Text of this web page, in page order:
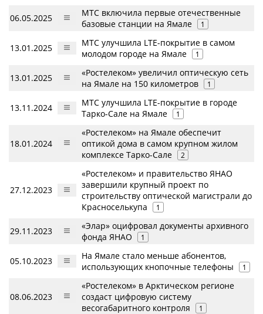
06.05.2025
МТС включила первые отечественные
базовые станции на Ямале
1
13.01.2025
МТС улучшила LTE-покрытие в самом
молодом городе на Ямале
1
13.01.2025
«Ростелеком» увеличил оптическую сеть
на Ямале на 150 километров
1
13.11.2024
МТС улучшила LTE-покрытие в городе
Тарко-Сале на Ямале
1
18.01.2024
«Ростелеком» на Ямале обеспечит
оптикой дома в самом крупном жилом
комплексе Тарко-Сале
2
27.12.2023
«Ростелеком» и правительство ЯНАО
завершили крупный проект по
строительству оптической магистрали до
Красноселькупа
1
29.11.2023
«Элар» оцифровал документы архивного
фонда ЯНАО
1
05.10.2023
На Ямале стало меньше абонентов,
использующих кнопочные телефоны
1
08.06.2023
«Ростелеком» в Арктическом регионе
создаст цифровую систему
весогабаритного контроля
1